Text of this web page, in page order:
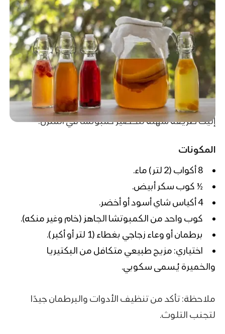
إليك طريقة سهلة لتحضير كمبوتشا في المنزل:
المكونات
8 أكواب (2 لتر) ماء.
½ كوب سكر أبيض.
4 أكياس شاي أسود أو أخضر.
كوب واحد من الكمبوتشا الجاهز (خام وغير منكه).
برطمان أو وعاء زجاجي بغطاء (1 لتر أو أكبر).
اختياري: مزيج طبيعي متكافل من البكتيريا
والخميرة يُسمى سكوبي.
ملاحظة: تأكد من تنظيف الأدوات والبرطمان جيدًا
لتجنب التلوث.